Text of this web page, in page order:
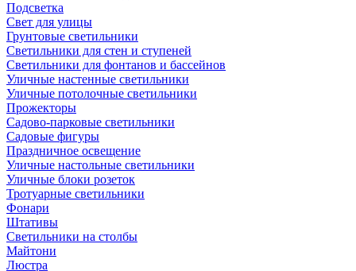
Подсветка
Свет для улицы
Грунтовые светильники
Светильники для стен и ступеней
Светильники для фонтанов и бассейнов
Уличные настенные светильники
Уличные потолочные светильники
Прожекторы
Садово-парковые светильники
Садовые фигуры
Праздничное освещение
Уличные настольные светильники
Уличные блоки розеток
Тротуарные светильники
Фонари
Штативы
Светильники на столбы
Майтони
Люстра